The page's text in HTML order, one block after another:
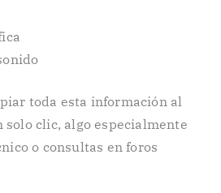
toda esta información al
solo clic, algo especialmente
o consultas en foros